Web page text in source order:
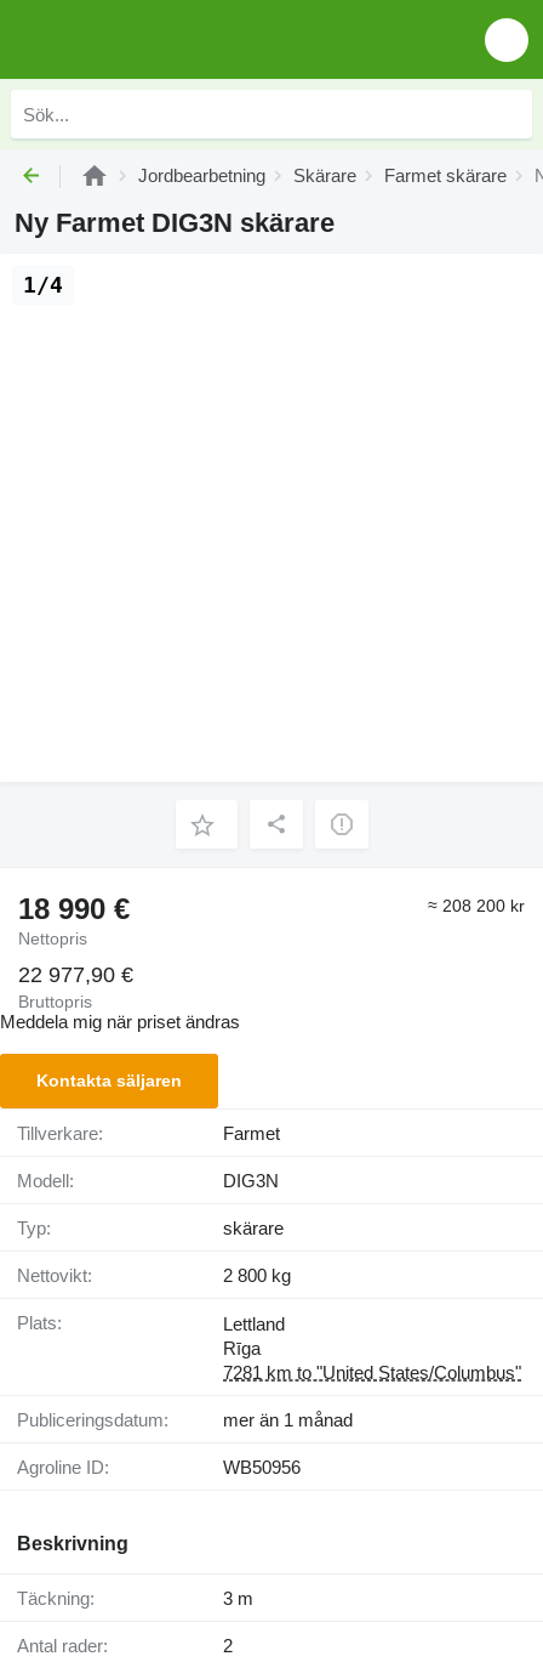
Jordbearbetning Skärare Farmet skärare
Ny Farmet DIG3N skärare
1/4
18 990 €
Nettopris
≈ 208 200 kr
22 977,90 €
Bruttopris
Meddela mig när priset ändras
Kontakta säljaren
Tillverkare: Farmet
Modell: DIG3N
Typ: skärare
Nettovikt: 2 800 kg
Plats:
Lettland
Rīga
7281 km to "United States/Columbus"
Publiceringsdatum: mer än 1 månad
Agroline ID: WB50956
Beskrivning
Täckning: 3 m
Antal rader: 2